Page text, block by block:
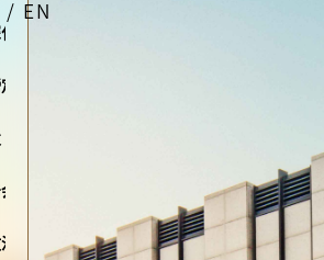
/ EN
“带押过户”改革，方便企业购置各类不动产
调！城市更新“十五五”规划加快落地
城市更新“十五五”规划》
议：持续推进房地产等领域风险化解
局召开会议 分析研究当前经济形势和经济工